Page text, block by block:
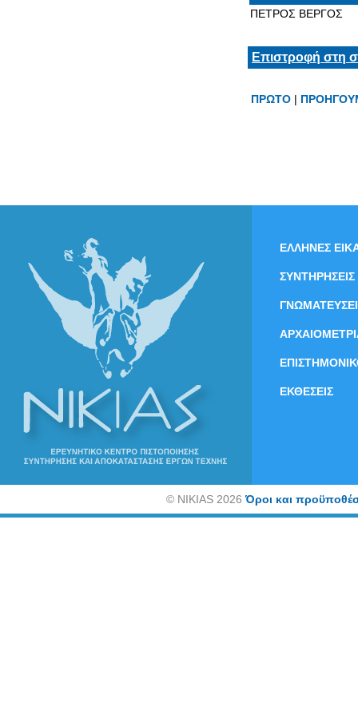
ΠΕΤΡΟΣ ΒΕΡΓΟΣ
Επιστροφή στη
ΠΡΩΤΟ |
ΕΛΛΗΝΕΣ
ΣΥΝΤΗΡΗΣΕΙΣ
ΕΚΘΕΣΕΙΣ
©NIKIAS 2026Όροι και